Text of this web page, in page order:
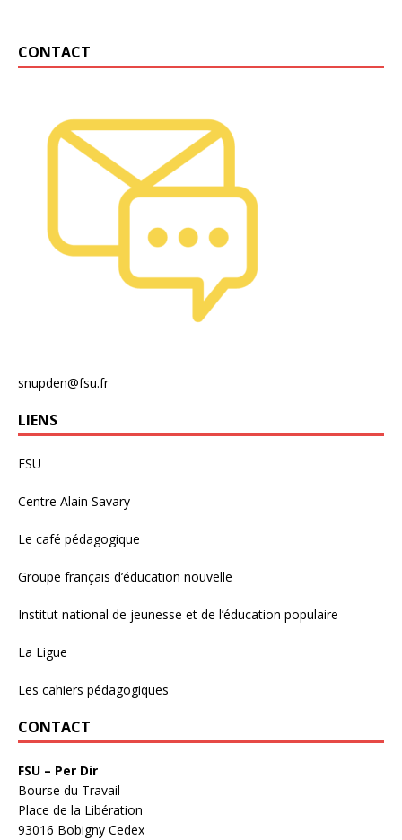
CONTACT
snupden@fsu.fr
LIENS
FSU
Centre Alain Savary
Le café pédagogique
Groupe français d’éducation nouvelle
Institut national de jeunesse et de l’éducation populaire
La Ligue
Les cahiers pédagogiques
CONTACT
FSU – Per Dir
Bourse du Travail
Place de la Libération
93016 Bobigny Cedex